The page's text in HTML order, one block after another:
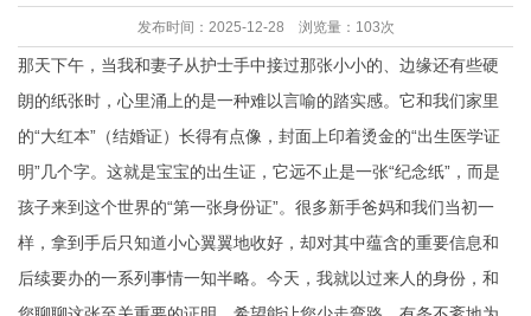
发布时间：2025-12-28 浏览量：103次
那天下午，当我和妻子从护士手中接过那张小小的、边缘还有些硬
朗的纸张时，心里涌上的是一种难以言喻的踏实感。它和我们家里
的“大红本”（结婚证）长得有点像，封面上印着烫金的“出生医学证
明”几个字。这就是宝宝的出生证，它远不止是一张“纪念纸”，而是
孩子来到这个世界的“第一张身份证”。很多新手爸妈和我们当初一
样，拿到手后只知道小心翼翼地收好，却对其中蕴含的重要信息和
后续要办的一系列事情一知半略。今天，我就以过来人的身份，和